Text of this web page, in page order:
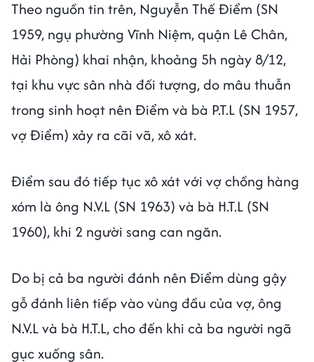
Theo nguồn tin trên, Nguyễn Thế Điểm (SN
1959, ngụ phường Vĩnh Niệm, quận Lê Chân,
Hải Phòng) khai nhận, khoảng 5h ngày 8/12,
tại khu vực sân nhà đối tượng, do mâu thuẫn
trong sinh hoạt nên Điểm và bà P.T.L (SN 1957,
vợ Điểm) xảy ra cãi vã, xô xát.
Điểm sau đó tiếp tục xô xát với vợ chồng hàng
xóm là ông N.V.L (SN 1963) và bà H.T.L (SN
1960), khi 2 người sang can ngăn.
Do bị cả ba người đánh nên Điểm dùng gậy
gỗ đánh liên tiếp vào vùng đầu của vợ, ông
N.V.L và bà H.T.L, cho đến khi cả ba người ngã
gục xuống sân.